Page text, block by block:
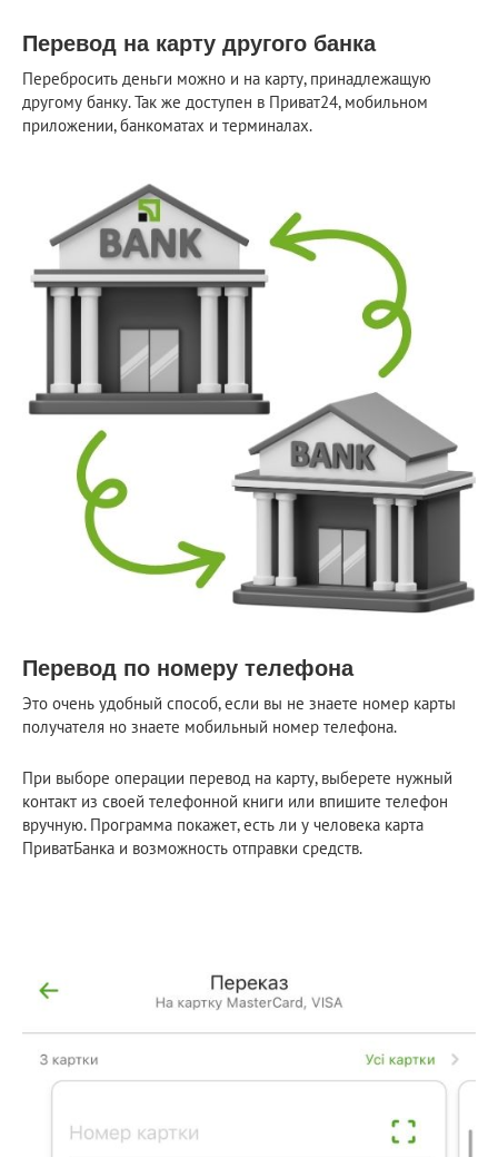
Перевод на карту другого банка
Перебросить деньги можно и на карту, принадлежащую
другому банку. Так же доступен в Приват24, мобильном
приложении, банкоматах и терминалах.
Перевод по номеру телефона
Это очень удобный способ, если вы не знаете номер карты
получателя но знаете мобильный номер телефона.
При выборе операции перевод на карту, выберете нужный
контакт из своей телефонной книги или впишите телефон
вручную. Программа покажет, есть ли у человека карта
ПриватБанка и возможность отправки средств.